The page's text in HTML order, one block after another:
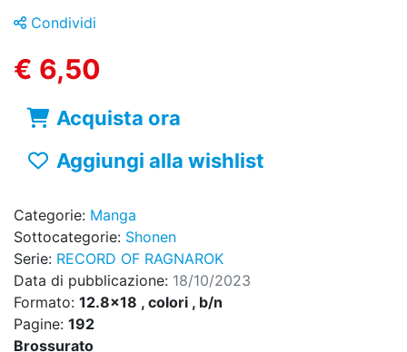
Condividi
€ 6,50
Acquista ora
Aggiungi alla wishlist
Categorie: Manga
Sottocategorie: Shonen
Serie: RECORD OF RAGNAROK
Data di pubblicazione: 18/10/2023
Formato: 12.8x18 , colori , b/n
Pagine: 192
Brossurato